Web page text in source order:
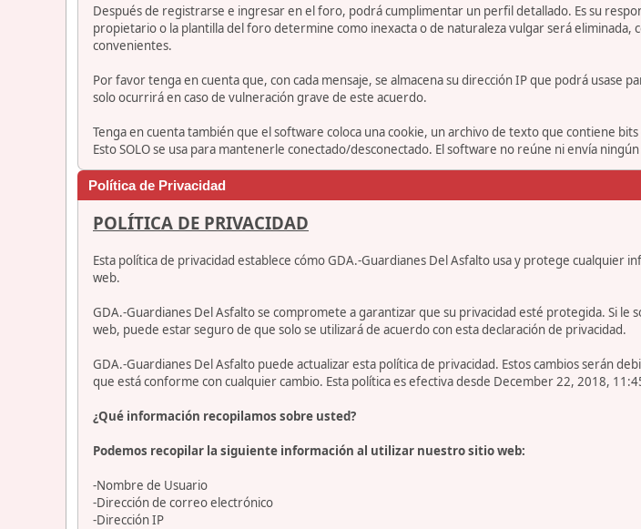
Después de registrarse e ingresar en el foro, podrá cumplimentar un perfil detallado. Es su
propietario o la plantilla del foro determine como inexacta o de naturaleza vulgar será eliminada,
convenientes.
Por favor tenga en cuenta que, con cada mensaje, se almacena su dirección IP que podrá usase
solo ocurrirá en caso de vulneración grave de este acuerdo.
Tenga en cuenta también que el software coloca una cookie, un archivo de texto que contiene
Esto SOLO se usa para mantenerle conectado/desconectado. El software no reúne ni envía
Política de Privacidad
POLÍTICA DE PRIVACIDAD
Esta política de privacidad establece cómo GDA.-Guardianes Del Asfalto usa y protege
web.
GDA.-Guardianes Del Asfalto se compromete a garantizar que su privacidad esté protegida. Si
web, puede estar seguro de que solo se utilizará de acuerdo con esta declaración de privacidad.
GDA.-Guardianes Del Asfalto puede actualizar esta política de privacidad. Estos cambios serán
que está conforme con cualquier cambio. Esta política es efectiva desde December 22, 2018,
¿Qué información recopilamos sobre usted?
Podemos recopilar la siguiente información al utilizar nuestro sitio web:
-Nombre de Usuario
-Dirección de correo electrónico
-Dirección IP